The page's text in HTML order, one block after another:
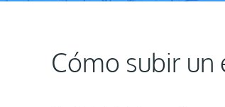
Cómo subir un